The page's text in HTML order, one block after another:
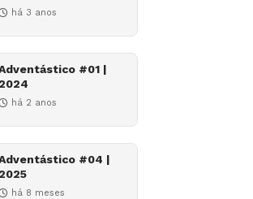
há 3 anos
#01 |
2024
há 2 anos
#04 |
2025
há 8 meses